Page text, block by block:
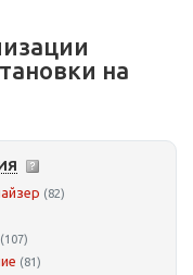
на
(82)
(107)
(81)